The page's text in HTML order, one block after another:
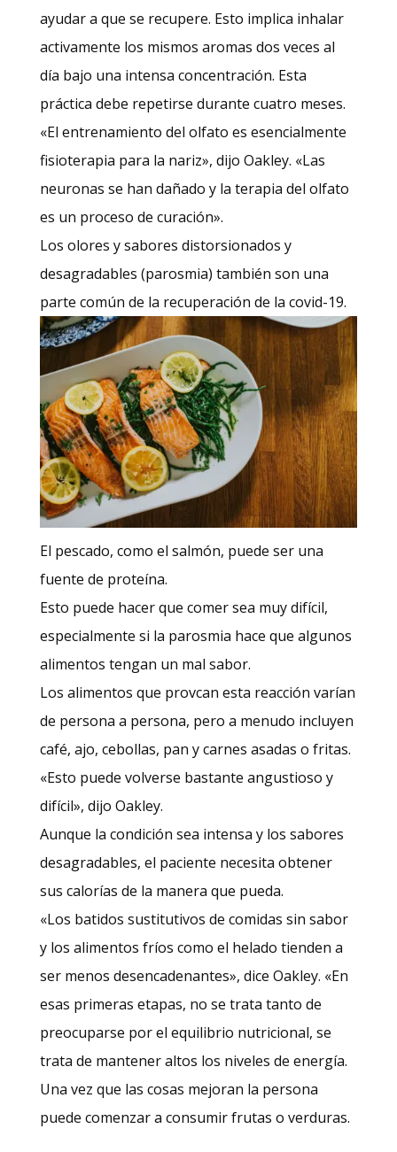
ayudar a que se recupere. Esto implica inhalar
activamente los mismos aromas dos veces al
día bajo una intensa concentración. Esta
práctica debe repetirse durante cuatro meses.
«El entrenamiento del olfato es esencialmente
fisioterapia para la nariz», dijo Oakley. «Las
neuronas se han dañado y la terapia del olfato
es un proceso de curación».
Los olores y sabores distorsionados y
desagradables (parosmia) también son una
parte común de la recuperación de la covid-19.
El pescado, como el salmón, puede ser una
fuente de proteína.
Esto puede hacer que comer sea muy difícil,
especialmente si la parosmia hace que algunos
alimentos tengan un mal sabor.
Los alimentos que provcan esta reacción varían
de persona a persona, pero a menudo incluyen
café, ajo, cebollas, pan y carnes asadas o fritas.
«Esto puede volverse bastante angustioso y
difícil», dijo Oakley.
Aunque la condición sea intensa y los sabores
desagradables, el paciente necesita obtener
sus calorías de la manera que pueda.
«Los batidos sustitutivos de comidas sin sabor
y los alimentos fríos como el helado tienden a
ser menos desencadenantes», dice Oakley. «En
esas primeras etapas, no se trata tanto de
preocuparse por el equilibrio nutricional, se
trata de mantener altos los niveles de energía.
Una vez que las cosas mejoran la persona
puede comenzar a consumir frutas o verduras.